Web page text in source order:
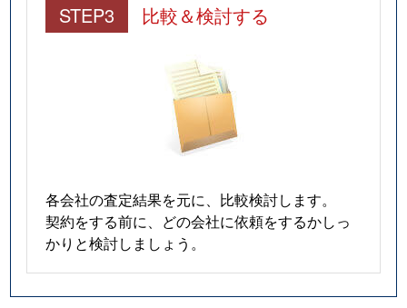
STEP3 比較＆検討する
各会社の査定結果を元に、比較検討します。
契約をする前に、どの会社に依頼をするかしっ
かりと検討しましょう。